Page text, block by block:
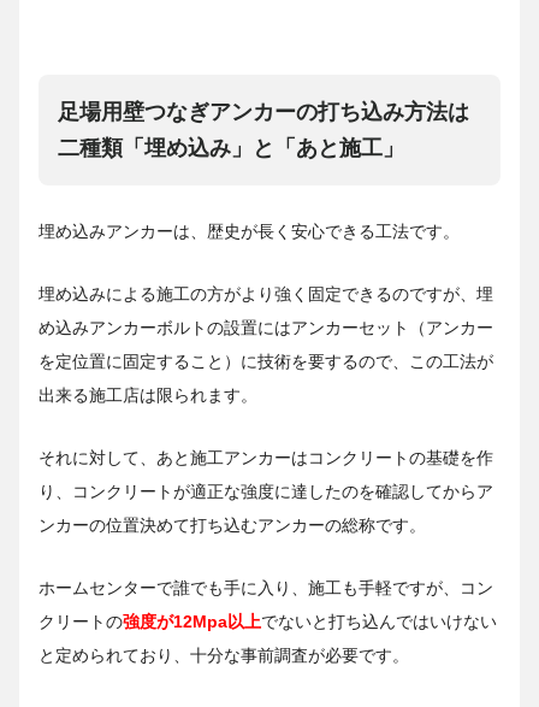
足場用壁つなぎアンカーの打ち込み方法は
二種類「埋め込み」と「あと施工」
埋め込みアンカーは、歴史が長く安心できる工法です。
埋め込みによる施工の方がより強く固定できるのですが、埋
め込みアンカーボルトの設置にはアンカーセット（アンカー
を定位置に固定すること）に技術を要するので、この工法が
出来る施工店は限られます。
それに対して、あと施工アンカーはコンクリートの基礎を作
り、コンクリートが適正な強度に達したのを確認してからア
ンカーの位置決めて打ち込むアンカーの総称です。
ホームセンターで誰でも手に入り、施工も手軽ですが、コン
クリートの強度が12Mpa以上でないと打ち込んではいけない
と定められており、十分な事前調査が必要です。